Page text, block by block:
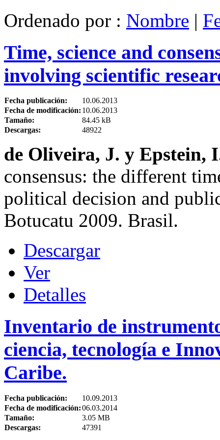
Ordenado por : Nombre |
Time, science and
involving scientific
Fecha publicación:
10.06.2013
Fecha de modificación: 10.06.2013
Tamaño:
84.45 kB
Descargas:
48922
de Oliveira, J. y Epstein,
consensus: the different
political decision and
Botucatu 2009. Brasil.
Descargar
Ver
Detalles
Inventario de
ciencia, tecnología e
Caribe.
Fecha publicación:
10.09.2013
Fecha de modificación:06.03.2014
Tamaño:
3.05 MB
Descargas:
47391